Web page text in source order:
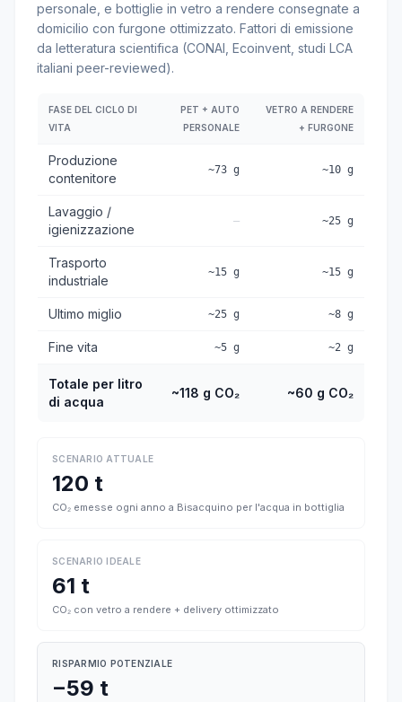
personale, e bottiglie in vetro a rendere consegnate a
domicilio con furgone ottimizzato. Fattori di emissione
da letteratura scientifica (CONAI, Ecoinvent, studi LCA
italiani peer-reviewed).
FASE DEL CICLO DI
VITA
PET + AUTO
PERSONALE
VETRO A RENDERE
+ FURGONE
Produzione
contenitore
~73 g ~10 g
Lavaggio /
igienizzazione
— ~25 g
Trasporto
industriale
~15 g ~15 g
Ultimo miglio ~25 g ~8 g
Fine vita ~5 g ~2 g
Totale per litro
di acqua
~118 g CO₂ ~60 g CO₂
SCENARIO ATTUALE
120 t
CO₂ emesse ogni anno a Bisacquino per l'acqua in bottiglia
SCENARIO IDEALE
61 t
CO₂ con vetro a rendere + delivery ottimizzato
RISPARMIO POTENZIALE
−59 t